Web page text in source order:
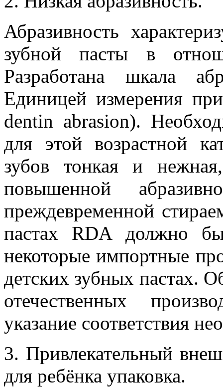
Абразивность
зубной пасты в
Разработана шкала
Единицей измерения
dentin abrasion).
для этой возрастной
зубов тонкая и
повышенной
преждевременной
пастах RDA должно
некоторые импортные
детских зубных пастах.
отечественных
указание соответствия
3. Привлекательный
для ребёнка упаковка.